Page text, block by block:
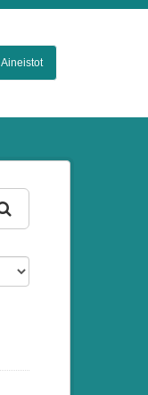
Aineistot